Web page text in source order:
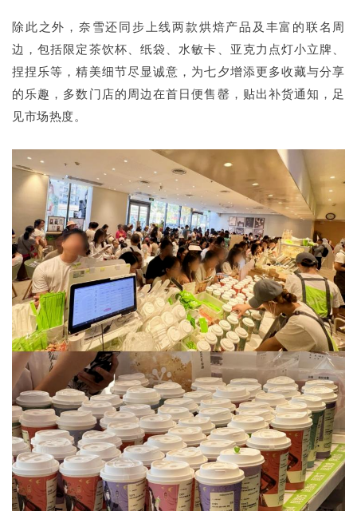
除此之外，奈雪还同步上线两款烘焙产品及丰富的联名周
边，包括限定茶饮杯、纸袋、水敏卡、亚克力点灯小立牌、
捏捏乐等，精美细节尽显诚意，为七夕增添更多收藏与分享
的乐趣，多数门店的周边在首日便售罄，贴出补货通知，足
见市场热度。